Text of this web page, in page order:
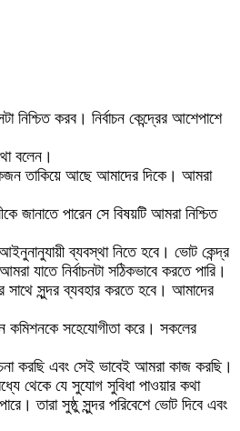
নিশ্চিত করব। নির্বাচন কেন্দ্রের আশেপাশে
বলেন।
তাকিয়ে আছে আমাদের দিকে। আমরা
জানাতে পারেন সে বিষয়টি আমরা নিশ্চিত
ব্যবস্থা নিতে হবে। ভোট কেন্দ্র
যাতে নির্বাচনটা সঠিকভাবে করতে পারি।
সুন্দর ব্যবহার করতে হবে। আমাদের
কমিশনকে সহেযোগীতা করে। সকলের
করছি এবং সেই ভাবেই আমরা কাজ করছি।
থেকে যে সুযোগ সুবিধা পাওয়ার কথা
তারা সুষ্ঠু সুন্দর পরিবেশে ভোট দিবে এবং